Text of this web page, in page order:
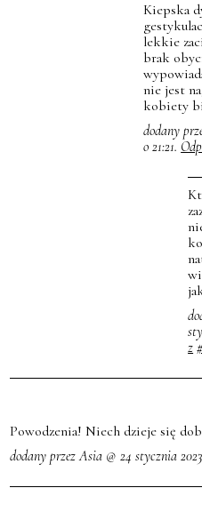
Kiepska
lekkie
brak
nie jest
kobiety
dodany
o 21:21.
z #
Powodzenia! Niech dzieje się
dodany przez Asia @ 24 stycznia 2023